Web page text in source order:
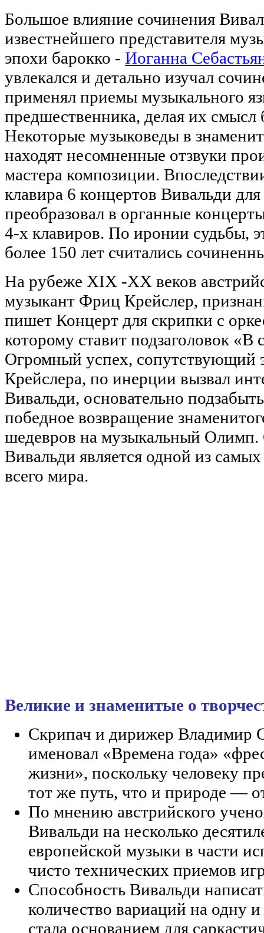
Большое влияние сочинения
известнейшего представителя
эпохи барокко - Иоганна
увлекался и детально изучал
применял приемы музыкального
предшественника, делая их смысл
Некоторые музыковеды в
находят несомненные отзвуки
мастера композиции.
клавира 6 концертов Вивальди
преобразовал в органные
4-х клавиров. По иронии судьбы,
более 150 лет считались
На рубеже XIX -XX веков
музыкант Фриц Крейслер,
пишет Концерт для скрипки с
которому ставит подзаголовок «В
Огромный успех, сопутствующий
Крейслера, по инерции вызвал
Вивальди, основательно
победное возвращение
шедевров на музыкальный Олимп.
Вивальди является одной из
всего мира.
Великие и знаменитые о
Скрипач и дирижер Владимир
именовал «Времена года»
жизни», поскольку человеку
тот же путь, что и природе —
По мнению австрийского
Вивальди на несколько
европейской музыки в части
чисто технических приемов
Способность Вивальди
количество вариаций на одну
стала основанием для